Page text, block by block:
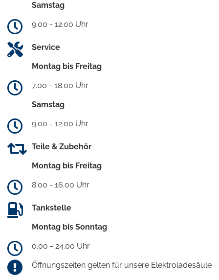
Samstag
9.00 - 12.00 Uhr
Service
Montag bis Freitag
7.00 - 18.00 Uhr
Samstag
9.00 - 12.00 Uhr
Teile & Zubehör
Montag bis Freitag
8.00 - 16.00 Uhr
Tankstelle
Montag bis Sonntag
0.00 - 24.00 Uhr
Öffnungszeiten gelten für unsere Elektroladesäule